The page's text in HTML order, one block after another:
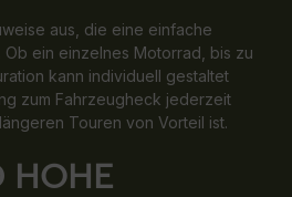
aus, die eine einfache
ein einzelnes Motorrad, bis zu
kann individuell gestaltet
zum Fahrzeugheck jederzeit
Touren von Vorteil ist.
HOHE